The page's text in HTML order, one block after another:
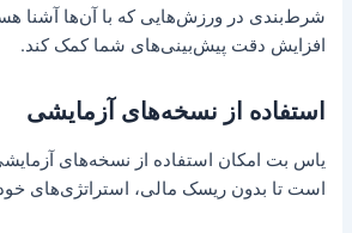
شرط‌بندی در ورزش‌هایی که با آن‌ها آشنا
افزایش دقت پیش‌بینی‌های شما کمک کند.
استفاده از نسخه‌های آزمایشی
یاس بت امکان استفاده از نسخه‌های
است تا بدون ریسک مالی، استراتژی‌های خود